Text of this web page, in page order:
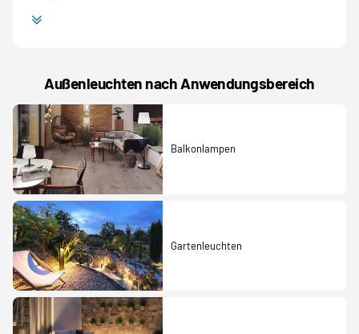
Außenleuchten nach Anwendungsbereich
Balkonlampen
Gartenleuchten